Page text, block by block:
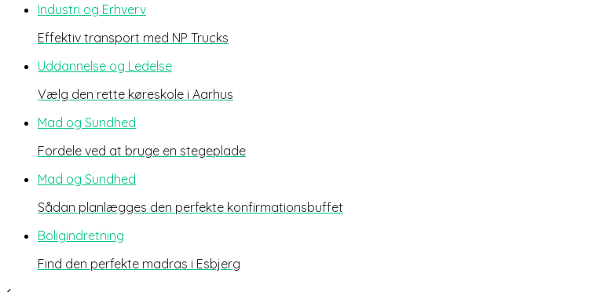
Industri og Erhverv
Effektiv transport med NP Trucks
Uddannelse og Ledelse
Vælg den rette køreskole i Aarhus
Mad og Sundhed
Fordele ved at bruge en stegeplade
Mad og Sundhed
Sådan planlægges den perfekte konfirmationsbuffet
Boligindretning
Find den perfekte madras i Esbjerg